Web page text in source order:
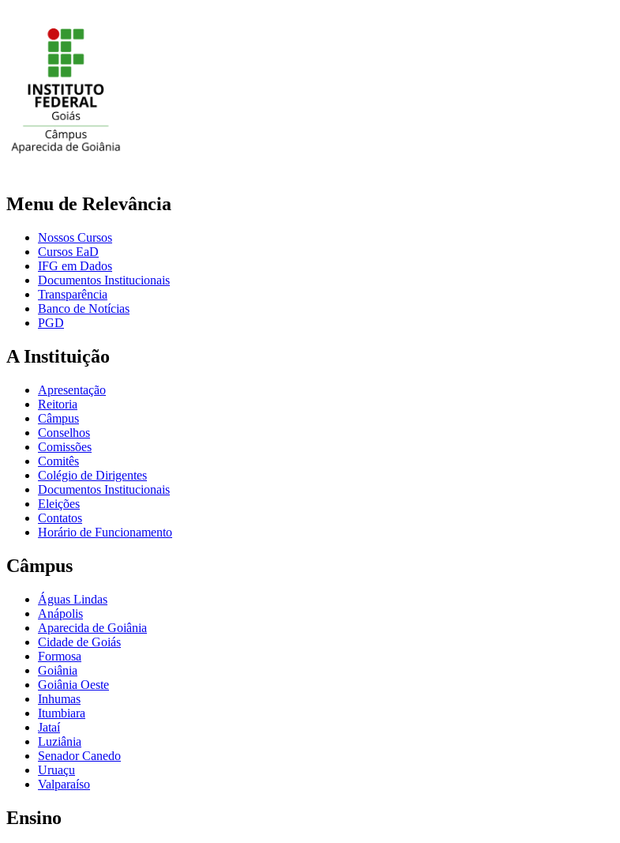
Menu de Relevância
Nossos Cursos
Cursos EaD
IFG em Dados
Documentos Institucionais
Transparência
Banco de Notícias
PGD
A Instituição
Apresentação
Reitoria
Câmpus
Conselhos
Comissões
Comitês
Colégio de Dirigentes
Documentos Institucionais
Eleições
Contatos
Horário de Funcionamento
Câmpus
Águas Lindas
Anápolis
Aparecida de Goiânia
Cidade de Goiás
Formosa
Goiânia
Goiânia Oeste
Inhumas
Itumbiara
Jataí
Luziânia
Senador Canedo
Uruaçu
Valparaíso
Ensino